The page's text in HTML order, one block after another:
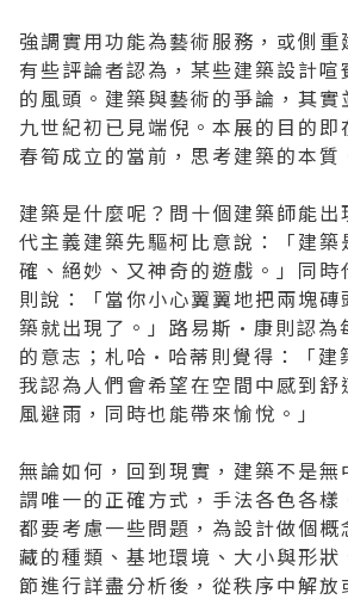
強調實用功能為藝術服務，或側
有些評論者認為，某些建築設計喧
的風頭。建築與藝術的爭論，其
九世紀初已見端倪。本展的目的
春筍成立的當前，思考建築的本質
建築是什麼呢？問十個建築師能出
代主義建築先驅柯比意說：「建築
確、絕妙、又神奇的遊戲。」同
則說：「當你小心翼翼地把兩塊磚
築就出現了。」路易斯•康則認為
的意志；札哈•哈蒂則覺得：「建
我認為人們會希望在空間中感到
風避雨，同時也能帶來愉悅。」
無論如何，回到現實，建築不是無
謂唯一的正確方式，手法各色各
都要考慮一些問題，為設計做個
藏的種類、基地環境、大小與形
節進行詳盡分析後，從秩序中解放